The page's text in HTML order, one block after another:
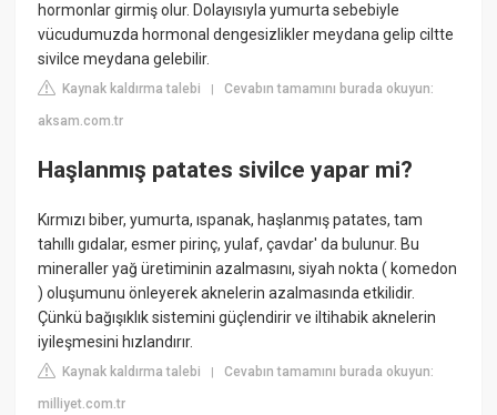
hormonlar girmiş olur. Dolayısıyla yumurta sebebiyle
vücudumuzda hormonal dengesizlikler meydana gelip ciltte
sivilce meydana gelebilir.
Kaynak kaldırma talebi |Cevabın tamamını burada okuyun:
aksam.com.tr
Haşlanmış patates sivilce yapar mi?
Kırmızı biber, yumurta, ıspanak, haşlanmış patates, tam
tahıllı gıdalar, esmer pirinç, yulaf, çavdar' da bulunur. Bu
mineraller yağ üretiminin azalmasını, siyah nokta ( komedon
) oluşumunu önleyerek aknelerin azalmasında etkilidir.
Çünkü bağışıklık sistemini güçlendirir ve iltihabik aknelerin
iyileşmesini hızlandırır.
Kaynak kaldırma talebi |Cevabın tamamını burada okuyun:
milliyet.com.tr